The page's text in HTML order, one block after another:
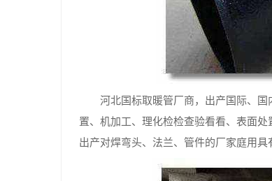
河北国标取暖管厂商，出产国际、
置、机加工、理化检检查验看看、表面
出产对焊弯头、法兰、管件的厂家庭用